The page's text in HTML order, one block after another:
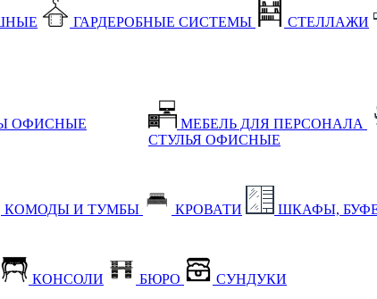
ГАРДЕРОБНЫЕ СИСТЕМЫ СТЕЛЛАЖИ
ОФИСНЫЕ
МЕБЕЛЬ ДЛЯ ПЕРСОНАЛА
СТУЛЬЯ ОФИСНЫЕ
КОМОДЫ И ТУМБЫ КРОВАТИ ШКАФЫ,
КОНСОЛИ БЮРО СУНДУКИ